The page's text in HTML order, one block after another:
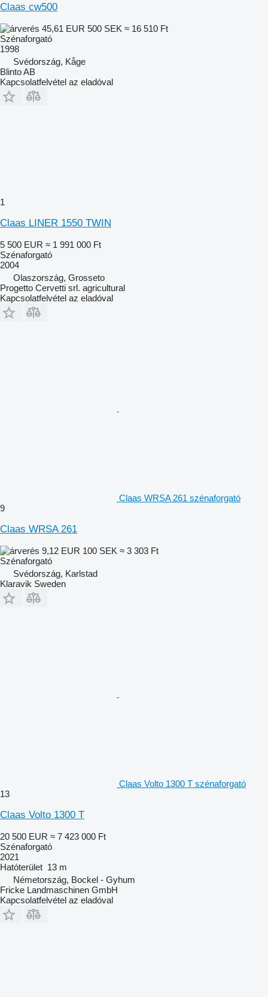
Claas cw500
45,61 EUR 500 SEK ≈ 16 510 Ft
Szénaforgató
1998
Svédország, Kåge
Blinto AB
Kapcsolatfelvétel az eladóval
1
Claas LINER 1550 TWIN
5 500 EUR ≈ 1 991 000 Ft
Szénaforgató
2004
Olaszország, Grosseto
Progetto Cervetti srl. agricultural
Kapcsolatfelvétel az eladóval
Claas WRSA 261 szénaforgató
9
Claas WRSA 261
9,12 EUR 100 SEK ≈ 3 303 Ft
Szénaforgató
Svédország, Karlstad
Klaravik Sweden
Claas Volto 1300 T szénaforgató
13
Claas Volto 1300 T
20 500 EUR ≈ 7 423 000 Ft
Szénaforgató
2021
Hatóterület 13 m
Németország, Bockel - Gyhum
Fricke Landmaschinen GmbH
Kapcsolatfelvétel az eladóval